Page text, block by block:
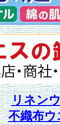
リネン
不織布ウ